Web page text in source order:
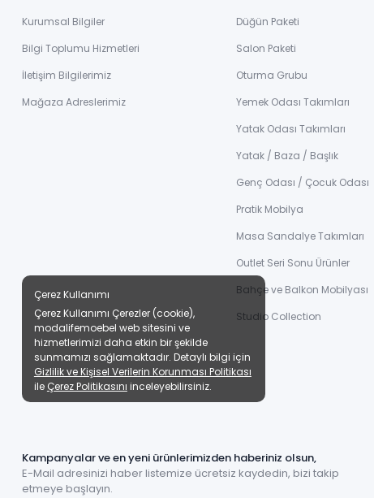
Kurumsal Bilgiler
Bilgi Toplumu Hizmetleri
İletişim Bilgilerimiz
Mağaza Adreslerimiz
Düğün Paketi
Salon Paketi
Oturma Grubu
Yemek Odası Takımları
Yatak Odası Takımları
Yatak / Baza / Başlık
Genç Odası / Çocuk Odası
Pratik Mobilya
Masa Sandalye Takımları
Outlet Seri Sonu Ürünler
Bahçe ve Balkon Mobilyası
Studio Collection
Kampanyalar ve en yeni ürünlerimizden haberiniz olsun,
E-Mail adresinizi haber listemize ücretsiz kaydedin, bizi takip
etmeye başlayın.
Çerez Kullanımı
Çerez Kullanımı Çerezler (cookie),
modalifemoebel web sitesini ve
hizmetlerimizi daha etkin bir şekilde
sunmamızı sağlamaktadır. Detaylı bilgi için
Gizlilik ve Kişisel Verilerin Korunması Politikası
ile Çerez Politikasını inceleyebilirsiniz.